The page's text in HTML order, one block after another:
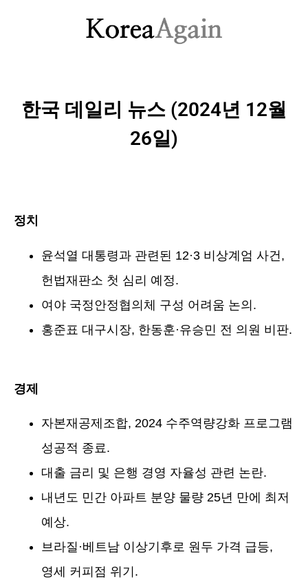
한국 데일리 뉴스 (2024년 12월
26일)
정치
윤석열 대통령과 관련된 12·3 비상계엄 사건,
헌법재판소 첫 심리 예정.
여야 국정안정협의체 구성 어려움 논의.
홍준표 대구시장, 한동훈·유승민 전 의원 비판.
경제
자본재공제조합, 2024 수주역량강화 프로그램
성공적 종료.
대출 금리 및 은행 경영 자율성 관련 논란.
내년도 민간 아파트 분양 물량 25년 만에 최저
예상.
브라질·베트남 이상기후로 원두 가격 급등,
영세 커피점 위기.